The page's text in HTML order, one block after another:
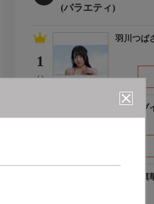
(バラエティ)
1
(-)
羽川つば
ドライ
ゆめの凛